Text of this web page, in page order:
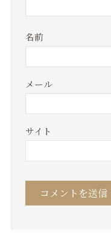
名前
メール
サイト